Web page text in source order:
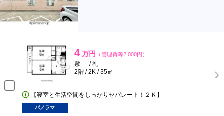
4 万円 （管理費等2,000円）
敷 － / 礼 －
2階 / 2K / 35㎡
【寝室と生活空間をしっかりセパレート！２Ｋ】
パノラマ